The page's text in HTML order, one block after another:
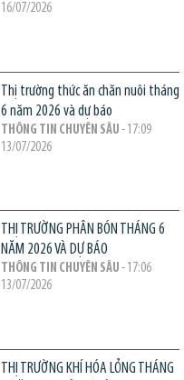
16/07/2026
Thị trường thức ăn chăn nuôi tháng
6 năm 2026 và dự báo
THÔNG TIN CHUYÊN SÂU - 17:09
13/07/2026
THỊ TRƯỜNG PHÂN BÓN THÁNG 6
NĂM 2026 VÀ DỰ BÁO
THÔNG TIN CHUYÊN SÂU - 17:06
13/07/2026
THỊ TRƯỜNG KHÍ HÓA LỎNG THÁNG